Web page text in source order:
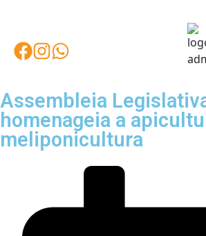
Assembleia
homenageia a
meliponicultura